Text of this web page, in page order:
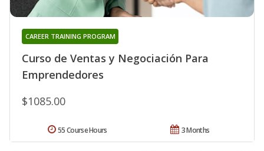
Curso de Ventas y Negociación Para
Emprendedores
CAREER TRAINING PROGRAM
$1085.00
3 Months
55 Course Hours